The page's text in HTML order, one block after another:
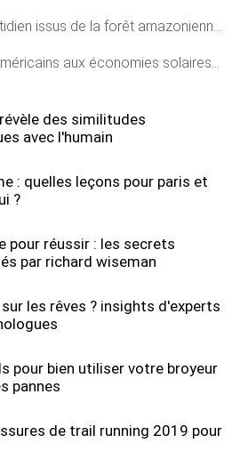
la forêt amazonienne que vous ignorez probablement
aux économies solaires les plus dynamiques
des similitudes
avec l'humain
: quelles leçons pour paris et
?
pour réussir : les secrets
par richard wiseman
les rêves ? insights d'experts
pour bien utiliser votre broyeur
pannes
de trail running 2019 pour